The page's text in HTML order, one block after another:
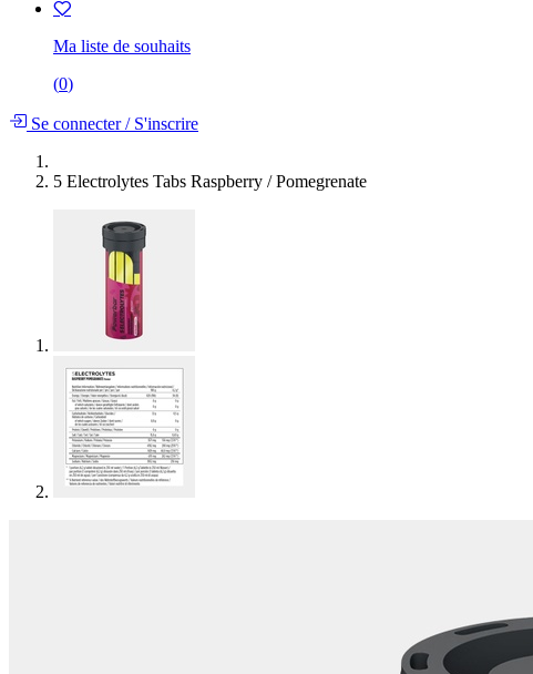
Ma liste de souhaits
(0)
Se connecter/S'inscrire
5 Electrolytes Tabs Raspberry / Pomegrenate